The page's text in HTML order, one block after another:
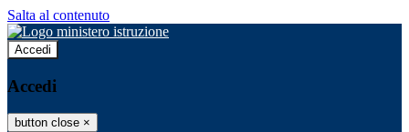
Salta al contenuto
Accedi
Accedi
button close ×